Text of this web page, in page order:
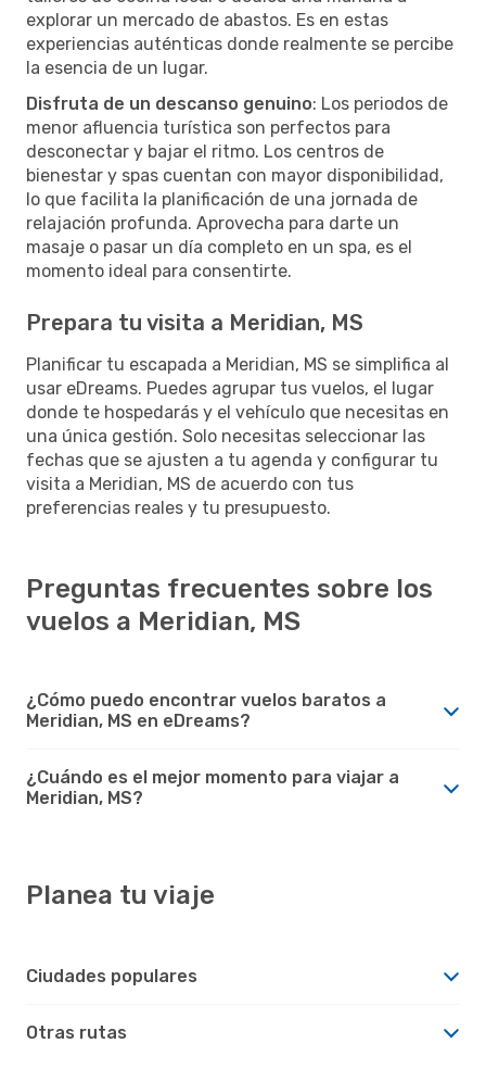
explorar un mercado de abastos. Es en estas
experiencias auténticas donde realmente se percibe
la esencia de un lugar.
Disfruta de un descanso genuino: Los periodos de
menor afluencia turística son perfectos para
desconectar y bajar el ritmo. Los centros de
bienestar y spas cuentan con mayor disponibilidad,
lo que facilita la planificación de una jornada de
relajación profunda. Aprovecha para darte un
masaje o pasar un día completo en un spa, es el
momento ideal para consentirte.
Prepara tu visita a Meridian, MS
Planificar tu escapada a Meridian, MS se simplifica al
usar eDreams. Puedes agrupar tus vuelos, el lugar
donde te hospedarás y el vehículo que necesitas en
una única gestión. Solo necesitas seleccionar las
fechas que se ajusten a tu agenda y configurar tu
visita a Meridian, MS de acuerdo con tus
preferencias reales y tu presupuesto.
Preguntas frecuentes sobre los
vuelos a Meridian, MS
¿Cómo puedo encontrar vuelos baratos a
Meridian, MS en eDreams?
¿Cuándo es el mejor momento para viajar a
Meridian, MS?
Planea tu viaje
Ciudades populares
Otras rutas